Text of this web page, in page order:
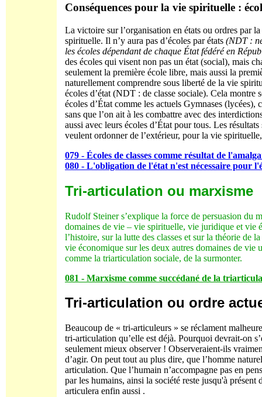
Conséquences pour la vie spirituelle :
La victoire sur l’organisation en états ou ordres par
spirituelle. Il n’y aura pas d’écoles par états (NDT :
les écoles dépendant de chaque État fédéré en
des écoles qui visent non pas un état (social), mais
seulement la première école libre, mais aussi la
naturellement comprendre sous liberté de la vie
écoles d’état (NDT : de classe sociale). Cela montre
écoles d’État comme les actuels Gymnases
sans que l’on ait à les combattre avec des
aussi avec leurs écoles d’État pour tous. Les
veulent ordonner de l’extérieur, pour la vie
079 - Écoles de classes comme résultat de
080 - L'obligation de l'état n'est nécessaire pour
Tri-articulation ou marxisme
Rudolf Steiner s’explique la force de persuasion du
domaines de vie – vie spirituelle, vie juridique et vie
l’histoire, sur la lutte des classes et sur la théorie de
vie économique sur les deux autres domaines de
comme la triarticulation sociale, de la surmonter.
081 - Marxisme comme succédané de la
Tri-articulation ou ordre
Beaucoup de « tri-articuleurs » se réclament
tri-articulation qu’elle est déjà. Pourquoi devrait-on
seulement mieux observer ! Observeraient-ils
d’agir. On peut tout au plus dire, que l’homme
articulation. Que l’humain n’accompagne pas en
par les humains, ainsi la société reste jusqu'à
articulera enfin aussi .